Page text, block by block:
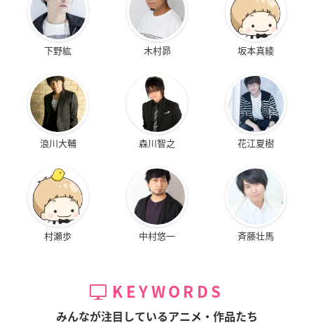
下野紘 木村昴 坂本真綾
浪川大輔 森川智之 花江夏樹
村瀬歩 中村悠一 斉藤壮馬
KEYWORDS
みんなが注目しているアニメ・作品たち